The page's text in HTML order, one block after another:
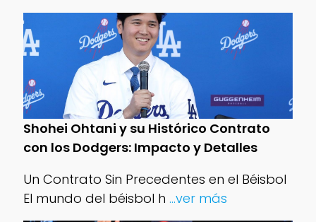
Shohei Ohtani y su Histórico Contrato
con los Dodgers: Impacto y Detalles
Un Contrato Sin Precedentes en el Béisbol
El mundo del béisbol h ...ver más